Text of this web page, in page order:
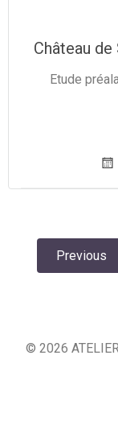
Château
Etude
Previous
© 2026